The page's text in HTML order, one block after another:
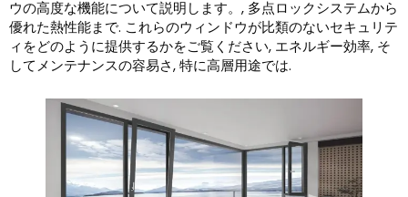
ウの高度な機能について説明します。, 多点ロックシステムから
優れた熱性能まで. これらのウィンドウが比類のないセキュリテ
ィをどのように提供するかをご覧ください, エネルギー効率, そ
してメンテナンスの容易さ, 特に高層用途では.